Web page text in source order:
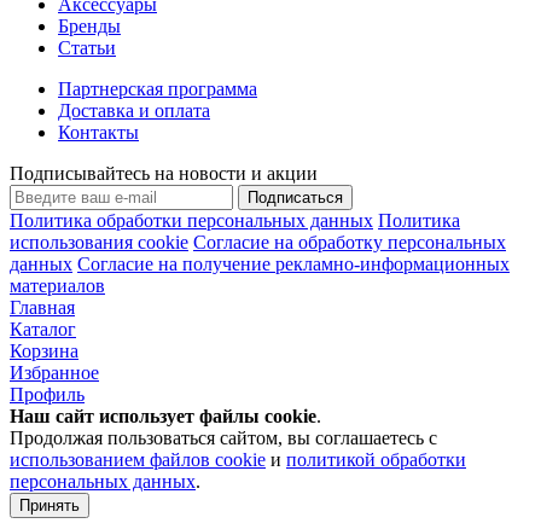
Бренды
Статьи
Партнерская программа
Доставка и оплата
Контакты
Подписывайтесь на новости и акции
Подписаться
Политика обработки персональных данных Политика
использования cookie Согласие на обработку персональных
данных Согласие на получение рекламно-информационных
материалов
Главная
Каталог
Корзина
Избранное
Профиль
Наш сайт использует файлы cookie.
Продолжая пользоваться сайтом, вы соглашаетесь с
использованием файлов cookie и политикой обработки
персональных данных.
Принять